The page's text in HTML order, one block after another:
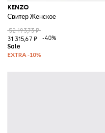
KENZO
Свитер Женское
52 193,73 ₽
31 315,67 ₽
-40%